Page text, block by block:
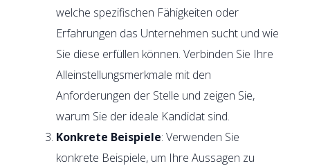
welche spezifischen Fähigkeiten oder
Erfahrungen das Unternehmen sucht und wie
Sie diese erfüllen können. Verbinden Sie Ihre
Alleinstellungsmerkmale mit den
Anforderungen der Stelle und zeigen Sie,
warum Sie der ideale Kandidat sind.
Konkrete Beispiele: Verwenden Sie
konkrete Beispiele, um Ihre Aussagen zu